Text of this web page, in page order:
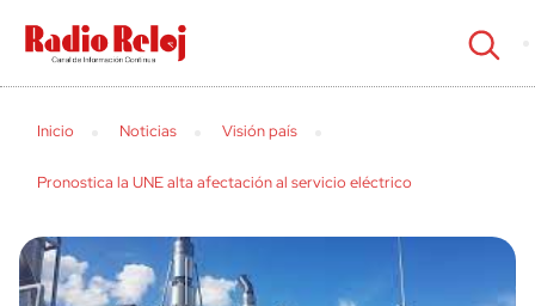
cerrar
Inicio Noticias Visión país
Pronostica la UNE alta afectación al servicio eléctrico